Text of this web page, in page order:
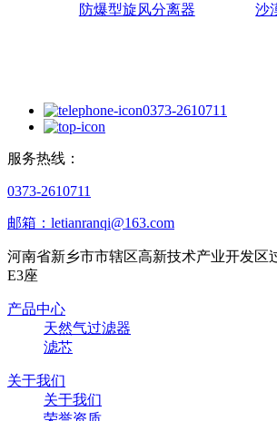
防爆型旋风分离器 沙
0373-2610711
服务热线：
0373-2610711
邮箱：letianranqi@163.com
河南省新乡市市辖区高新技术产业开发区
E3座
产品中心
天然气过滤器
滤芯
关于我们
关于我们